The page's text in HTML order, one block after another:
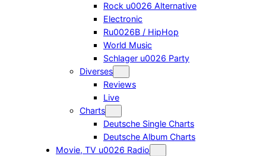
Rock u0026 Alternative
Electronic
Ru0026B / HipHop
World Music
Schlager u0026 Party
Diverses
Reviews
Live
Charts
Deutsche Single Charts
Deutsche Album Charts
Movie, TV u0026 Radio